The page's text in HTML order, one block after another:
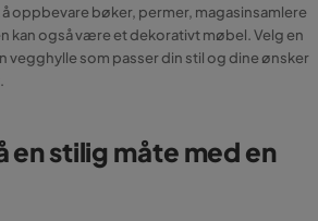
oppbevare bøker, permer, magasinsamlere
kan også være et dekorativt møbel. Velg en
vegghylle som passer din stil og dine ønsker
en stilig måte med en